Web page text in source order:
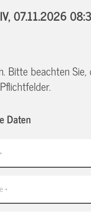
07.11.2026
Bitte beachten
Daten